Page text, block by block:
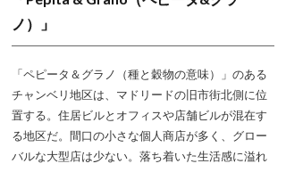
ノ）」
「ペピータ＆グラノ（種と穀物の意味）」のある
チャンベリ地区は、マドリードの旧市街北側に位
置する。住居ビルとオフィスや店舗ビルが混在す
る地区だ。間口の小さな個人商店が多く、グロー
バルな大型店は少ない。落ち着いた生活感に溢れ